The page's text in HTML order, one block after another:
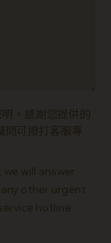
。感謝您提供的
問可撥打客服專
will answer
any other urgent
hotline: